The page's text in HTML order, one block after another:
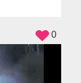
0